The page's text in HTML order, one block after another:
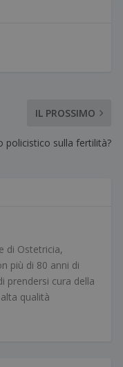
IL PROSSIMO
policistico sulla fertilità?
di Ostetricia,
più di 80 anni di
prendersi cura della
qualità